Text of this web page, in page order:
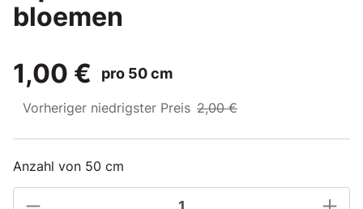
bloemen
1,00 €
pro 50 cm
Vorheriger niedrigster Preis 2,00 €
Anzahl von 50 cm